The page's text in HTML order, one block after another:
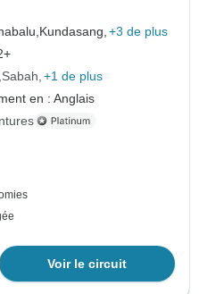
Kundasang, +3 de plus
Sabah +1 de plus
en : Anglais
Voir le circuit